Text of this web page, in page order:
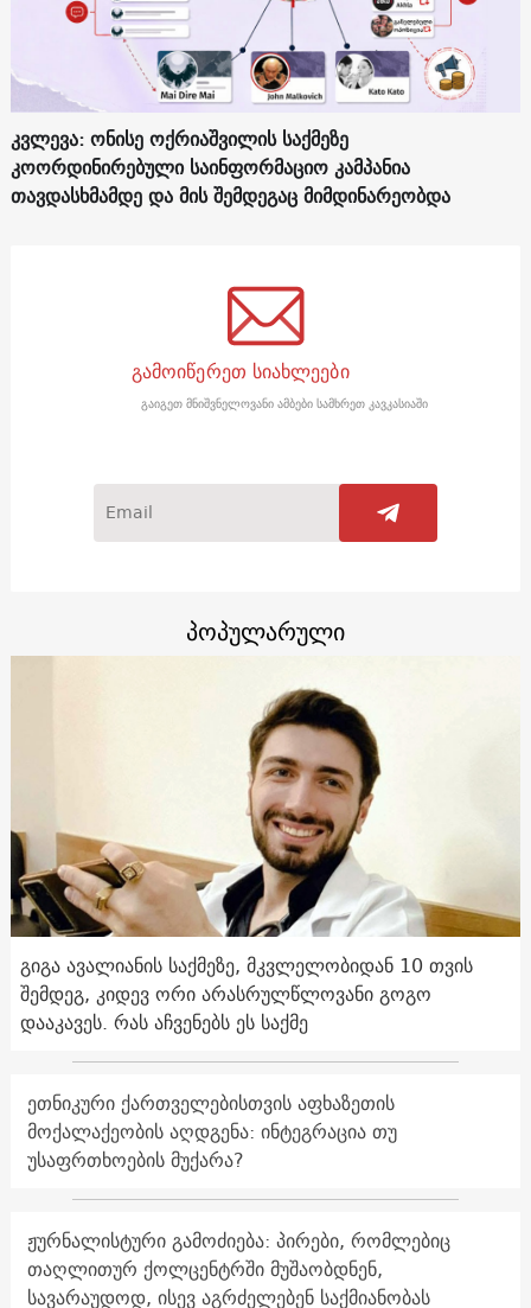
კვლევა: ონისე ოქრიაშვილის საქმეზე
კოორდინირებული საინფორმაციო კამპანია
თავდასხმამდე და მის შემდეგაც მიმდინარეობდა
გამოიწერეთ სიახლეები
გაიგეთ მნიშვნელოვანი ამბები სამხრეთ კავკასიაში
პოპულარული
გიგა ავალიანის საქმეზე, მკვლელობიდან 10 თვის
შემდეგ, კიდევ ორი არასრულწლოვანი გოგო
დააკავეს. რას აჩვენებს ეს საქმე
ეთნიკური ქართველებისთვის აფხაზეთის
მოქალაქეობის აღდგენა: ინტეგრაცია თუ
უსაფრთხოების მუქარა?
ჟურნალისტური გამოძიება: პირები, რომლებიც
თაღლითურ ქოლცენტრში მუშაობდნენ,
სავარაუდოდ, ისევ აგრძელებენ საქმიანობას